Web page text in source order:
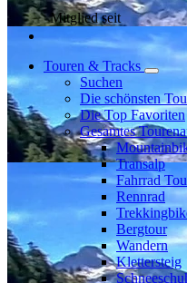
Mitglied seit
Touren & Tracks
Suchen
Die schönsten
Die Top Favoriten
Gesamtes
Transalp
Fahrrad
Rennrad
Bergtour
Wandern
Klettersteig